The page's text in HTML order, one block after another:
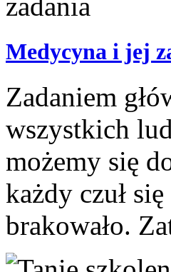
Medycyna i jej
Zadaniem
wszystkich
możemy się
każdy czuł
brakowało.